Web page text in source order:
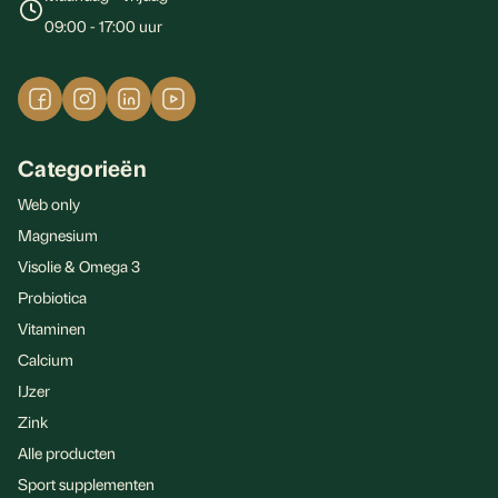
komen te staan, zowel onder gezondheidsexperts als bij het
algemene publiek. Een van de drijfveren achter deze
groeiende belangstelling is het onderscheidende vermogen
09:00 - 17:00 uur
Categorieën
Web only
Magnesium
Visolie & Omega 3
Probiotica
Vitaminen
Calcium
IJzer
Zink
Alle producten
Sport supplementen